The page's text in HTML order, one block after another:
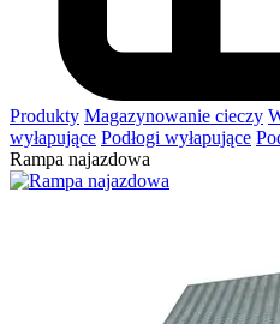
Produkty Magazynowanie cieczy
wyłapujące Podłogi wyłapujące
Rampa najazdowa